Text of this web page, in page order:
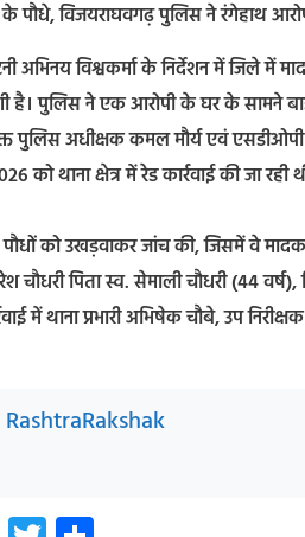
पौधे, विजयराघवगढ़ पुलिस ने रंगेहाथ
अभिनय विश्वकर्मा के निर्देशन में जिले में
पुलिस ने एक आरोपी के घर के सामने
पुलिस अधीक्षक कमल मौर्य एवं एसडीओपी
को थाना क्षेत्र में रेड कार्रवाई की जा
को उखड़वाकर जांच की, जिसमें वे मादक
पिता स्व. सेमाली चौधरी (44
में थाना प्रभारी अभिषेक चौबे, उप
RashtraRakshak